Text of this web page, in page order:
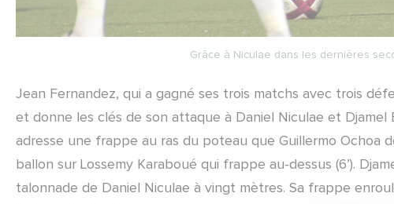
Grâce à Niculae dans les dernières
Jean Fernandez, qui a gagné ses trois matchs avec trois
et donne les clés de son attaque à Daniel Niculae et
adresse une frappe au ras du poteau que Guillermo Ochoa
ballon sur Lossemy Karaboué qui frappe au-dessus (6’).
talonnade de Daniel Niculae à vingt mètres. Sa frappe